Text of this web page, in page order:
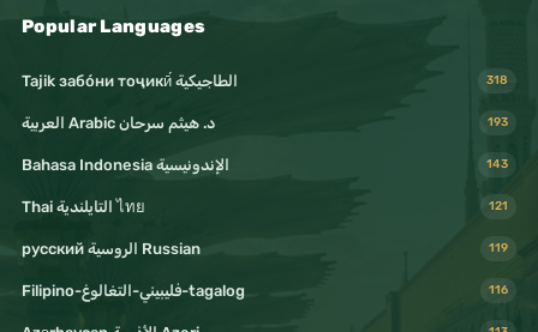
Popular Languages
Tajik забо́ни тоҷикӣ́ الطاجيكية 318
د. هيثم سرحان Arabic العربية 193
Bahasa Indonesia الإندونيسية 143
Thai التايلندية ไทย 121
русский الروسية Russian 119
Filipino-فليبيني-التغالوغ-tagalog 116